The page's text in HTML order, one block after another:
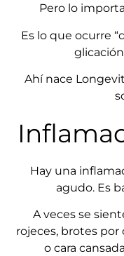
Pero lo
Es lo que ocurre
Ahí nace
Hay una
agudo. Es
A veces se
rojeces, brotes
o cara